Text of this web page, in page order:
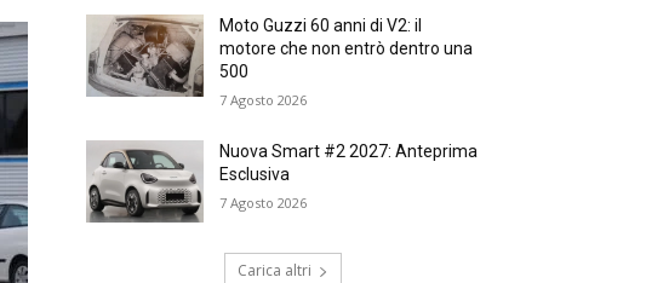
Moto Guzzi 60 anni di V2: il
motore che non entrò dentro una
500
7 Agosto 2026
Nuova Smart #2 2027: Anteprima
Esclusiva
7 Agosto 2026
Carica altri